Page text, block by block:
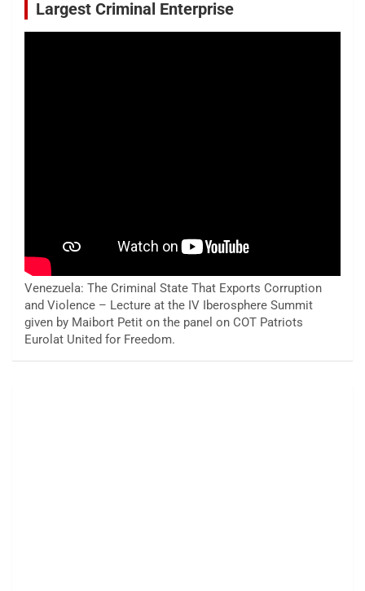
Largest Criminal Enterprise
Venezuela: The Criminal State That Exports Corruption
and Violence – Lecture at the IV Iberosphere Summit
given by Maibort Petit on the panel on COT Patriots
Eurolat United for Freedom.